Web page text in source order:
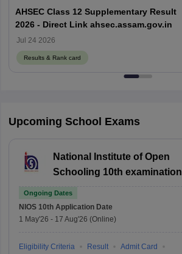
AHSEC Class 12 Supplementary Result
2026 - Direct Link ahsec.assam.gov.in
Jul 24 2026
Results & Rank card
Upcoming School Exams
National Institute of Open
Schooling 10th examination
Ongoing Dates
NIOS 10th Application Date
1 May'26 - 17 Aug'26 (Online)
Eligibility Criteria Result
Admit Card